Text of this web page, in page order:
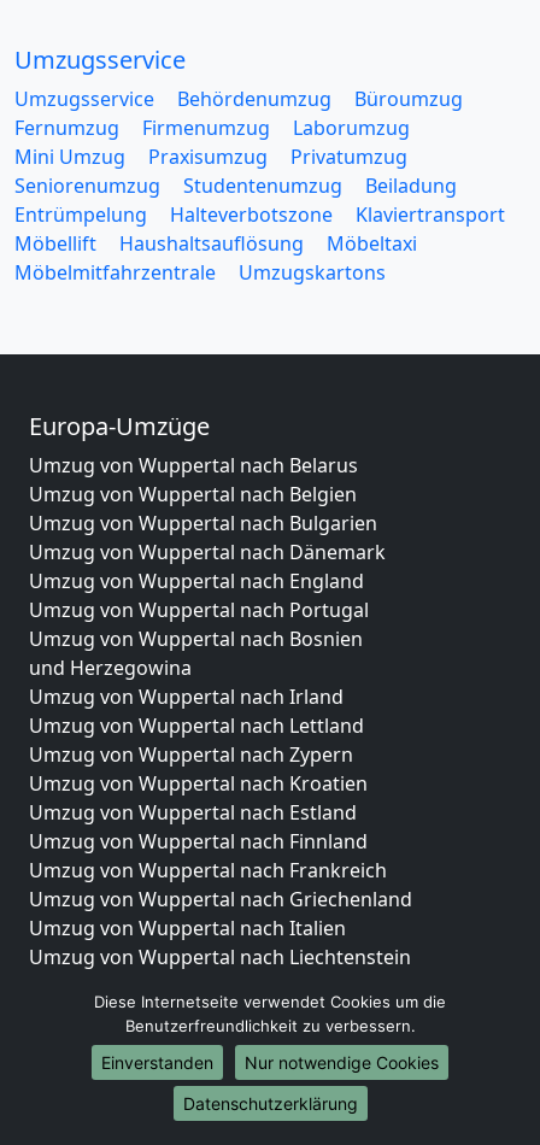
Umzugsservice
Umzugsservice Behördenumzug
Büroumzug
Fernumzug
Firmenumzug
Laborumzug
Mini Umzug
Praxisumzug
Privatumzug
Seniorenumzug
Studentenumzug
Beiladung
Entrümpelung
Halteverbotszone
Klaviertransport
Möbellift
Haushaltsauflösung
Möbeltaxi
Möbelmitfahrzentrale
Umzugskartons
Europa-Umzüge
Umzug von Wuppertal nach Belarus
Umzug von Wuppertal nach Belgien
Umzug von Wuppertal nach Bulgarien
Umzug von Wuppertal nach Dänemark
Umzug von Wuppertal nach England
Umzug von Wuppertal nach Portugal
Umzug von Wuppertal nach Bosnien
und Herzegowina
Umzug von Wuppertal nach Irland
Umzug von Wuppertal nach Lettland
Umzug von Wuppertal nach Zypern
Umzug von Wuppertal nach Kroatien
Umzug von Wuppertal nach Estland
Umzug von Wuppertal nach Finnland
Umzug von Wuppertal nach Frankreich
Umzug von Wuppertal nach Griechenland
Umzug von Wuppertal nach Italien
Umzug von Wuppertal nach Liechtenstein
Umzug von Wuppertal nach Niederlande
Umzug von Wuppertal nach Norwegen
Umzüge-Deutschlandweit
Umzug von Wuppertal nach Berlin
Diese Internetseite verwendet Cookies um die
Benutzerfreundlichkeit zu verbessern.
Einverstanden
Nur notwendige Cookies
Datenschutzerklärung